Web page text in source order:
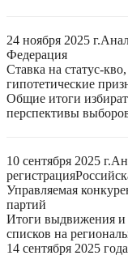
24 ноября 2025 г.
Федерация
Ставка на статус-
гипотетические
Общие итоги
перспективы
10 сентября 2025 г.
регистрация
Управляемая
партий
Итоги выдвижения и
списков на
14 сентября 2025 года